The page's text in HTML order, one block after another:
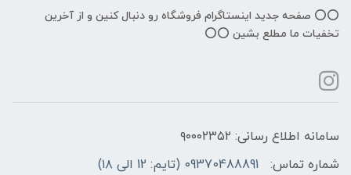
⭕️⭕️ صفحه جدید اینستاگرام فروشگاه رو دنبال کنین و از آخرین
تخفیات ما مطلع بشین ⭕️⭕️
سامانه اطلاع رسانی: ۹۰۰۰۲۳۵۲
شماره تماس:
09370488891 (تایم: 12 الی ۱۸)